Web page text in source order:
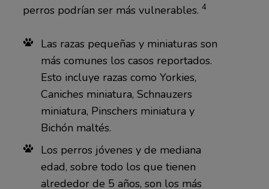
perros podrían ser más vulnerables. 4
Las razas pequeñas y miniaturas son
más comunes los casos reportados.
Esto incluye razas como Yorkies,
Caniches miniatura, Schnauzers
miniatura, Pinschers miniatura y
Bichón maltés.
Los perros jóvenes y de mediana
edad, sobre todo los que tienen
alrededor de 5 años, son los más